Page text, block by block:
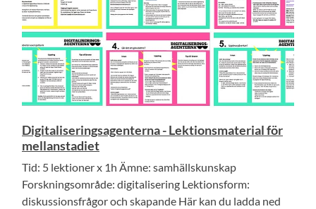
Digitaliseringsagenterna - Lektionsmaterial för
mellanstadiet
Tid: 5 lektioner x 1h Ämne: samhällskunskap
Forskningsområde: digitalisering Lektionsform:
diskussionsfrågor och skapande Här kan du ladda ned